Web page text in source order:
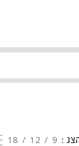
9
12
18